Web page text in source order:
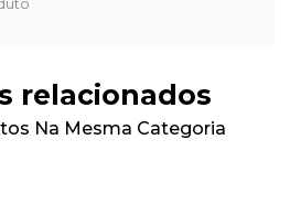
relacionados
Na Mesma Categoria